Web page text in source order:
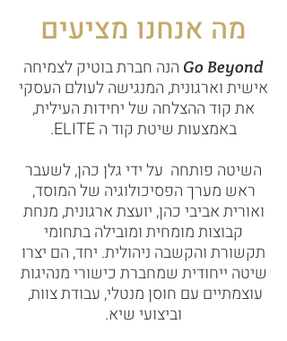
מה אנחנו מציעים
Go Beyond הנה חברת בוטיק לצמיחה
אישית וארגונית, המנגישה לעולם העסקי
את קוד ההצלחה של יחידות העילית,
באמצעות שיטת קוד ה ELITE.
השיטה פותחה על ידי גלן כהן, לשעבר
ראש מערך הפסיכולוגיה של המוסד,
ואורית אביבי כהן, יועצת ארגונית, מנחת
קבוצות מומחית ומובילה בתחומי
תקשורת והקשבה ניהולית. יחד, הם יצרו
שיטה ייחודית שמחברת כישורי מנהיגות
עוצמתיים עם חוסן מנטלי, עבודת צוות,
וביצועי שיא.